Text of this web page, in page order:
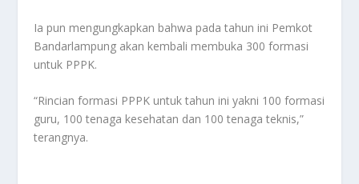
Ia pun mengungkapkan bahwa pada tahun ini Pemkot
Bandarlampung akan kembali membuka 300 formasi
untuk PPPK.
“Rincian formasi PPPK untuk tahun ini yakni 100 formasi
guru, 100 tenaga kesehatan dan 100 tenaga teknis,”
terangnya.